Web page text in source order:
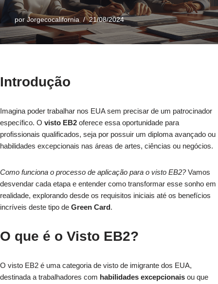
por Jorgecocalifornia 21/08/2024
Introdução
Imagina poder trabalhar nos EUA sem precisar de um patrocinador
específico. O visto EB2 oferece essa oportunidade para
profissionais qualificados, seja por possuir um diploma avançado ou
habilidades excepcionais nas áreas de artes, ciências ou negócios.
Como funciona o processo de aplicação para o visto EB2?Vamos
desvendar cada etapa e entender como transformar esse sonho em
realidade, explorando desde os requisitos iniciais até os benefícios
incríveis deste tipo de Green Card.
O que é o Visto EB2?
O visto EB2 é uma categoria de visto de imigrante dos EUA,
destinada a trabalhadores com habilidades excepcionais ou que